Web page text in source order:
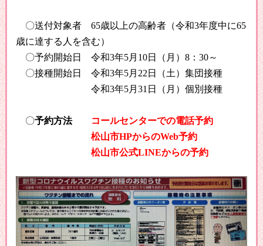
〇送付対象者 65歳以上の高齢者（令和3年度中に65
歳に達する人を含む）
〇予約開始日 令和3年5月 10日（月） 8： 30～
〇接種開始日 令和3年5月 22 日（土）集団接種
令和3年5月 31 日（月）個別接種
〇予約方法
コールセンターでの電話予約
松山市HPからのWeb予約
松山市公式LINEからの予約